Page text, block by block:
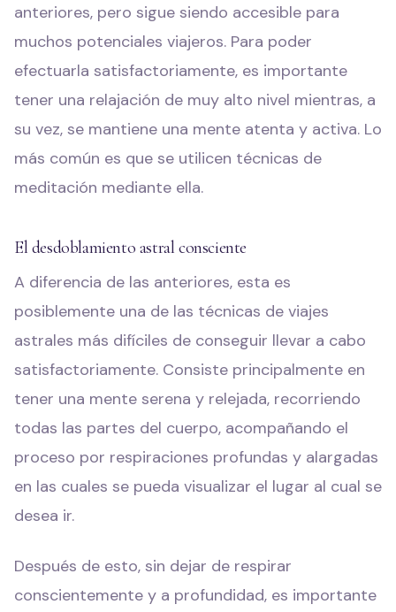
anteriores, pero sigue siendo accesible para
muchos potenciales viajeros. Para poder
efectuarla satisfactoriamente, es importante
tener una relajación de muy alto nivel mientras, a
su vez, se mantiene una mente atenta y activa. Lo
más común es que se utilicen técnicas de
meditación mediante ella.
El desdoblamiento astral consciente
A diferencia de las anteriores, esta es
posiblemente una de las técnicas de viajes
astrales más difíciles de conseguir llevar a cabo
satisfactoriamente. Consiste principalmente en
tener una mente serena y relejada, recorriendo
todas las partes del cuerpo, acompañando el
proceso por respiraciones profundas y alargadas
en las cuales se pueda visualizar el lugar al cual se
desea ir.
Después de esto, sin dejar de respirar
conscientemente y a profundidad, es importante